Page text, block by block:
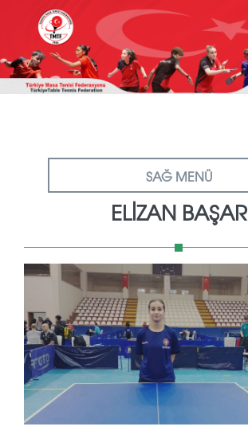
SAĞ MENÜ
ELİZAN BAŞAR